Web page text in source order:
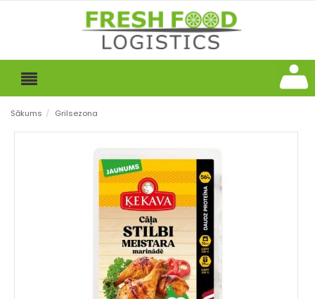
Sākums / Grilsezona